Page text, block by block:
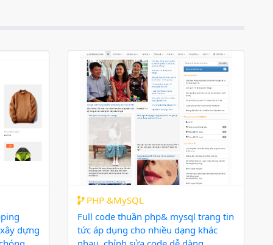
dựng
PHP &MySQL
Full code thuần php& mysql trang tin
tức áp dụng cho nhiều dạng khác